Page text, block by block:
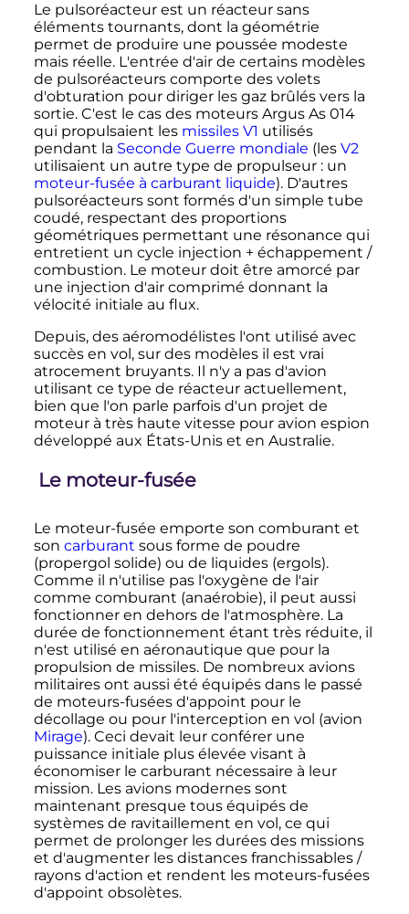
Le pulsoréacteur est un réacteur sans
éléments tournants, dont la géométrie
permet de produire une poussée modeste
mais réelle. L'entrée d'air de certains modèles
de pulsoréacteurs comporte des volets
d'obturation pour diriger les gaz brûlés vers la
sortie. C'est le cas des moteurs Argus As 014
qui propulsaient les missiles V1 utilisés
pendant la Seconde Guerre mondiale (les V2
utilisaient un autre type de propulseur : un
moteur-fusée à carburant liquide). D'autres
pulsoréacteurs sont formés d'un simple tube
coudé, respectant des proportions
géométriques permettant une résonance qui
entretient un cycle injection + échappement /
combustion. Le moteur doit être amorcé par
une injection d'air comprimé donnant la
vélocité initiale au flux.
Depuis, des aéromodélistes l'ont utilisé avec
succès en vol, sur des modèles il est vrai
atrocement bruyants. Il n'y a pas d'avion
utilisant ce type de réacteur actuellement,
bien que l'on parle parfois d'un projet de
moteur à très haute vitesse pour avion espion
développé aux États-Unis et en Australie.
Le moteur-fusée
Le moteur-fusée emporte son comburant et
son carburant sous forme de poudre
(propergol solide) ou de liquides (ergols).
Comme il n'utilise pas l'oxygène de l'air
comme comburant (anaérobie), il peut aussi
fonctionner en dehors de l'atmosphère. La
durée de fonctionnement étant très réduite, il
n'est utilisé en aéronautique que pour la
propulsion de missiles. De nombreux avions
militaires ont aussi été équipés dans le passé
de moteurs-fusées d'appoint pour le
décollage ou pour l'interception en vol (avion
Mirage). Ceci devait leur conférer une
puissance initiale plus élevée visant à
économiser le carburant nécessaire à leur
mission. Les avions modernes sont
maintenant presque tous équipés de
systèmes de ravitaillement en vol, ce qui
permet de prolonger les durées des missions
et d'augmenter les distances franchissables /
rayons d'action et rendent les moteurs-fusées
d'appoint obsolètes.